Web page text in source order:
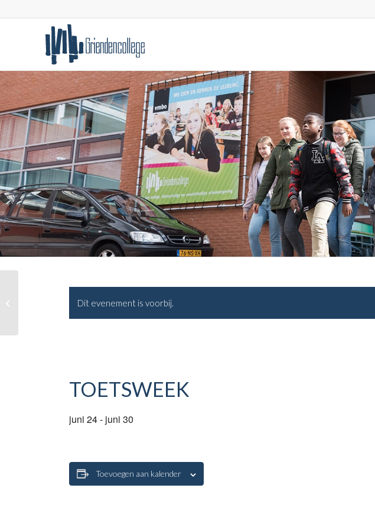
Dit evenement is voorbij.
TOETSWEEK
juni 24- juni 30
Toevoegen aan kalender
Tweede Pinksterdag